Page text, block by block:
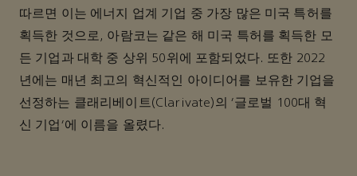
따르면 이는 에너지 업계 기업 중 가장 많은 미국 특허를
획득한 것으로, 아람코는 같은 해 미국 특허를 획득한 모
든 기업과 대학 중 상위 50위에 포함되었다. 또한 2022
년에는 매년 최고의 혁신적인 아이디어를 보유한 기업을
선정하는 클래리베이트(Clarivate)의 '글로벌 100대 혁
신 기업'에 이름을 올렸다.